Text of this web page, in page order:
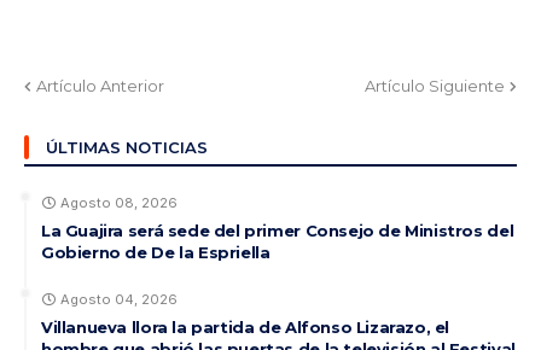
Artículo Anterior Artículo Siguiente
ÚLTIMAS NOTICIAS
Agosto 08, 2026
La Guajira será sede del primer Consejo de Ministros del
Gobierno de De la Espriella
Agosto 04, 2026
Villanueva llora la partida de Alfonso Lizarazo, el